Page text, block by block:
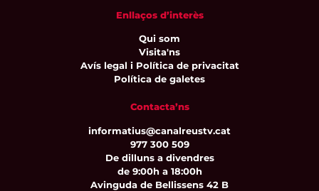
Enllaços d’interès
Qui som
Visita'ns
Avís legal i Política de privacitat
Política de galetes
Contacta’ns
informatius@canalreustv.cat
977 300 509
De dilluns a divendres
de 9:00h a 18:00h
Avinguda de Bellissens 42 B